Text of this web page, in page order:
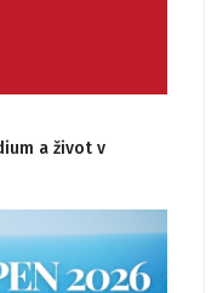
a život v